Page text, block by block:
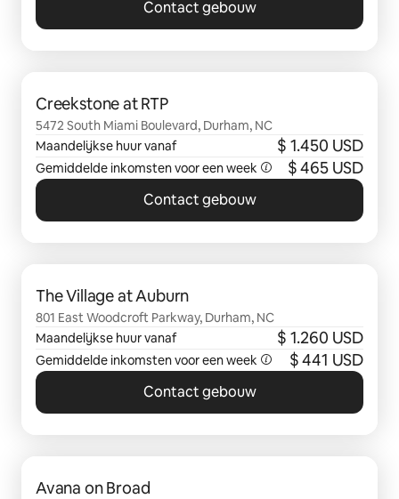
Contact gebouw
Creekstone at RTP
5472 South Miami Boulevard, Durham, NC
Maandelijkse huur vanaf
$ 1.450 USD
Gemiddelde inkomsten voor een week $ 465 USD
Contact gebouw
The Village at Auburn
801 East Woodcroft Parkway, Durham, NC
Maandelijkse huur vanaf
$ 1.260 USD
Gemiddelde inkomsten voor een week $ 441 USD
Contact gebouw
Avana on Broad